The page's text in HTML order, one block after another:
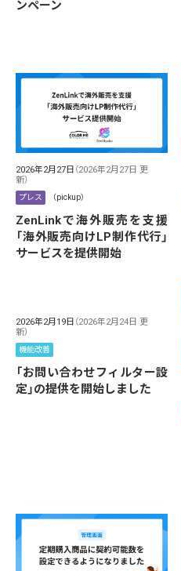
ンペーン
2026年2月27日 （2026年2月27日 更
新）
プレス （pickup）
ZenLinkで海外販売を支援
「海外販売向けLP制作代行」
サービスを提供開始
2026年2月19日 （2026年2月24日 更
新）
機能改善
「お問い合わせフィルター設
定」の提供を開始しました